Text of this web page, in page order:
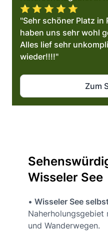
⭐️ ⭐️ ⭐️ ⭐️ ⭐️
"Sehr schöner Platz in
haben uns sehr wohl
Alles lief sehr
wieder!!!!"
Zum
Wisseler See
• Wisseler See
Naherholungsgebiet
und Wanderwegen.